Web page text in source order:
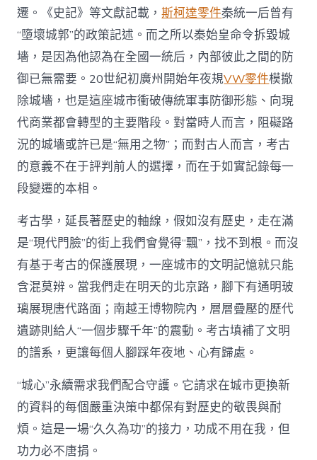
遷。《史記》等文獻記載，斯柯達零件秦統一后曾有
“墮壞城郭”的政策記述。而之所以秦始皇命令拆毀城
墻，是因為他認為在全國一統后，內部彼此之間的防
御已無需要。20世紀初廣州開始年夜規VW零件模撤
除城墻，也是這座城市衝破傳統軍事防御形態、向現
代商業都會轉型的主要階段。對當時人而言，阻礙路
況的城墻或許已是“無用之物”；而對古人而言，考古
的意義不在于評判前人的選擇，而在于如實記錄每一
段變遷的本相。
考古學，延長著歷史的軸線，假如沒有歷史，走在滿
是“現代門臉”的街上我們會覺得“飄”，找不到根。而沒
有基于考古的保護展現，一座城市的文明記憶就只能
含混莫辨。當我們走在明天的北京路，腳下有通明玻
璃展現唐代路面；南越王博物院內，層層疊壓的歷代
遺跡則給人“一個步驟千年”的震動。考古填補了文明
的譜系，更讓每個人腳踩年夜地、心有歸處。
“城心”永續需求我們配合守護。它請求在城市更換新
的資料的每個嚴重決策中都保有對歷史的敬畏與耐
煩。這是一場“久久為功”的接力，功成不用在我，但
功力必不唐捐。